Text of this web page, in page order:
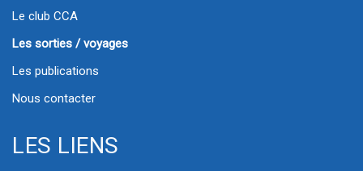
Le club CCA
Les sorties / voyages
Les publications
Nous contacter
LES LIENS